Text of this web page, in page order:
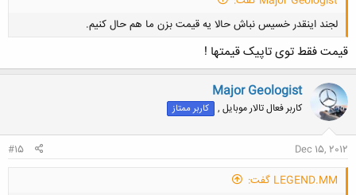
لجند اینقدر خسیس نباش حالا یه قیمت بزن ما هم حال کنیم.
قیمت فقط توی تاپیک قیمتها !
Major Geologist
کاربر فعال تالار موبایل , کاربر ممتاز
Dec 15, 2012
#15
LEGEND.MM گفت: